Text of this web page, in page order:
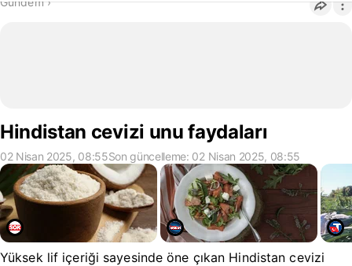
Hindistan cevizi unu faydaları
02 Nisan 2025, 08:55Son güncelleme: 02 Nisan 2025, 08:55
Yüksek lif içeriği sayesinde öne çıkan Hindistan cevizi